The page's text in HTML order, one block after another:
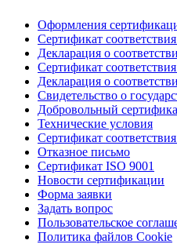
Оформления
Сертификат
Декларация о
Сертификат
Декларация о
Свидетельство о
Добровольный
Технические условия
Сертификат
Отказное письмо
Сертификат ISO 9001
Новости сертификации
Форма заявки
Задать вопрос
Пользовательское
Политика файлов Cookie